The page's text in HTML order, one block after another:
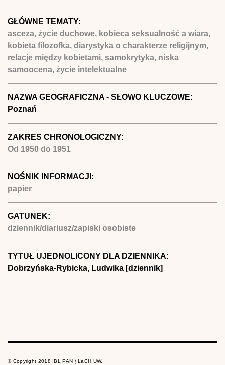
GŁÓWNE TEMATY:
asceza, życie duchowe, kobieca seksualność a wiara,
kobieta filozofka, diarystyka o charakterze religijnym,
relacje między kobietami, samokrytyka, niska
samoocena, życie intelektualne
NAZWA GEOGRAFICZNA - SŁOWO KLUCZOWE:
Poznań
ZAKRES CHRONOLOGICZNY:
Od 1950 do 1951
NOŚNIK INFORMACJI:
papier
GATUNEK:
dziennik/diariusz/zapiski osobiste
TYTUŁ UJEDNOLICONY DLA DZIENNIKA:
Dobrzyńska-Rybicka, Ludwika [dziennik]
© Copyright 2018 IBL PAN / LaCH UW.